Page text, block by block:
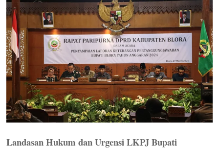
Landasan Hukum dan Urgensi LKPJ Bupati